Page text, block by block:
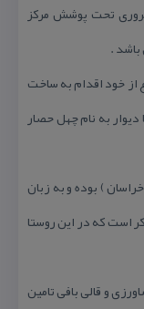
تحت پوشش مركز
.
خود اقدام به ساخت
به نام چهل حصار
) بوده و به زبان
است كه در این روستا
و قالی بافی تامین